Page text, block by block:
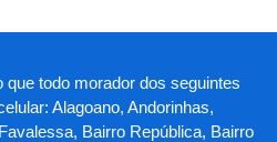
todo morador dos seguintes
Alagoano, Andorinhas,
Bairro República, Bairro